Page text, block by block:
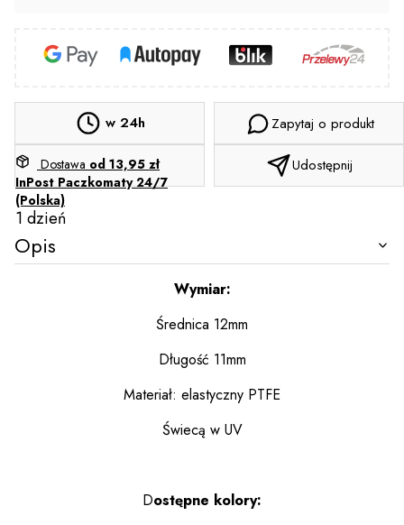
w 24h
Dostawa od 13,95 zł
InPost Paczkomaty 24/7
(Polska)
1 dzień
Zapytaj o produkt
Udostępnij
Opis
Wymiar:
Średnica 12mm
Długość 11mm
Materiał: elastyczny PTFE
Świecą w UV
Dostępne kolory: